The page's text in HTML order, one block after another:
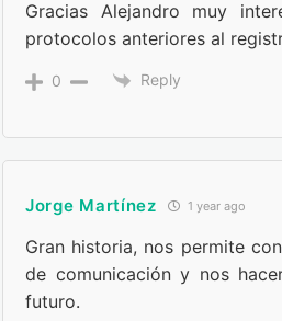
Gracias Alejandro muy
protocolos anteriores al
0 Reply
Jorge Martínez 1 year ago
Gran historia, nos permite
de comunicación y nos
futuro.